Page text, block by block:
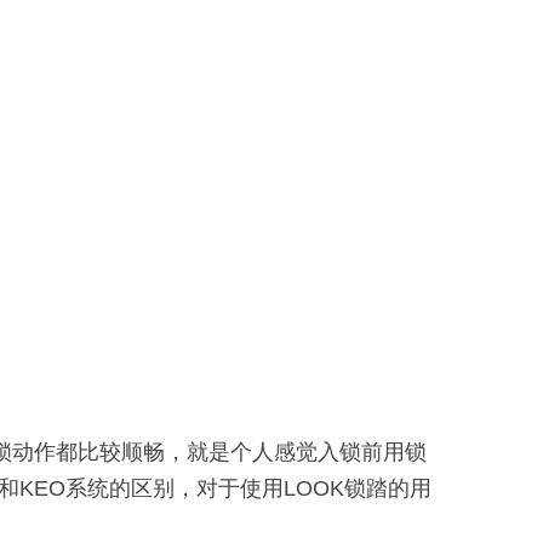
作都比较顺畅，就是个人感觉入锁前用锁
KEO系统的区别，对于使用LOOK锁踏的用